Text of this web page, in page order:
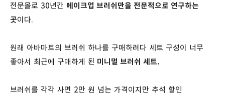
전문몰로 30년간 메이크업 브러쉬만을 전문적으로 연구하는
곳이다.
원래 아바마트의 브러쉬 하나를 구매하려다 세트 구성이 너무
좋아서 최근에 구매하게 된 미니멀 브러쉬 세트.
브러쉬를 각각 사면 2만 원 넘는 가격이지만 추석 할인